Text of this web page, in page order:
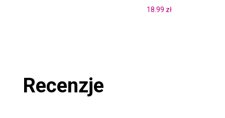
18.99 zł
Recenzje